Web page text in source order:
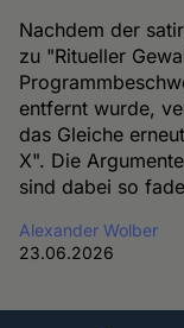
Nachdem der
zu "Ritueller
entfernt wurde,
das Gleiche
X". Die
sind dabei so
Alexander Wolber
23.06.2026